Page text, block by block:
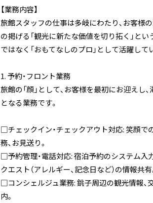
【業務内容】
旅館スタッフの仕事は多岐にわたり、お客様
の掲げる「観光に新たな価値を切り拓く」と
ではなく「おもてなしのプロ」として活躍して
1. 予約・フロント業務
旅館の「顔」として、お客様を最初にお迎えし
となる業務です。
□チェックイン・チェックアウト対応: 笑顔で
務、お見送り。
□予約管理・電話対応: 宿泊予約のシステム入
クエスト（アレルギー、記念日など）の情報共有
□コンシェルジュ業務: 銚子周辺の観光情報、
内。